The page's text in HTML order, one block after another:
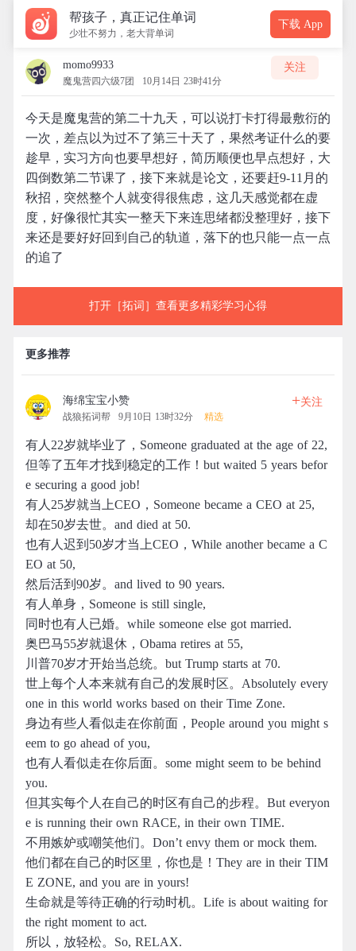
帮孩子，真正记住单词
少壮不努力，老大背单词
下载 App
momo9933
魔鬼营四六级7团 10月14日 23时41分
关注
今天是魔鬼营的第二十九天，可以说打卡打得最敷衍的
一次，差点以为过不了第三十天了，果然考证什么的要
趁早，实习方向也要早想好，简历顺便也早点想好，大
四倒数第二节课了，接下来就是论文，还要赶9-11月的
秋招，突然整个人就变得很焦虑，这几天感觉都在虚
度，好像很忙其实一整天下来连思绪都没整理好，接下
来还是要好好回到自己的轨道，落下的也只能一点一点
的追了
打开［拓词］查看更多精彩学习心得
更多推荐
海绵宝宝小赞
战狼拓词帮 9月10日 13时32分 精选
+关注
有人22岁就毕业了，Someone graduated at the age of 22,
但等了五年才找到稳定的工作！but waited 5 years befor
e securing a good job!
有人25岁就当上CEO，Someone became a CEO at 25,
却在50岁去世。and died at 50.
也有人迟到50岁才当上CEO，While another became a C
EO at 50,
然后活到90岁。and lived to 90 years.
有人单身，Someone is still single,
同时也有人已婚。while someone else got married.
奥巴马55岁就退休，Obama retires at 55,
川普70岁才开始当总统。but Trump starts at 70.
世上每个人本来就有自己的发展时区。Absolutely every
one in this world works based on their Time Zone.
身边有些人看似走在你前面，People around you might s
eem to go ahead of you,
也有人看似走在你后面。some might seem to be behind
you.
但其实每个人在自己的时区有自己的步程。But everyon
e is running their own RACE, in their own TIME.
不用嫉妒或嘲笑他们。Don’t envy them or mock them.
他们都在自己的时区里，你也是！They are in their TIM
E ZONE, and you are in yours!
生命就是等待正确的行动时机。Life is about waiting for
the right moment to act.
所以，放轻松。So, RELAX.